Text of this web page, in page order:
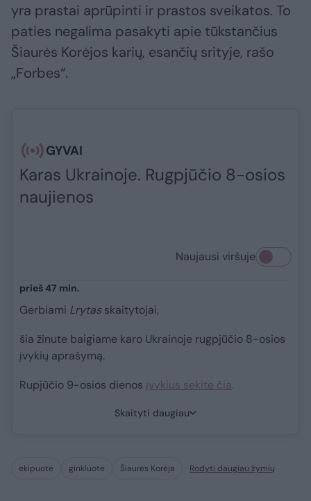
yra prastai aprūpinti ir prastos sveikatos. To
paties negalima pasakyti apie tūkstančius
Šiaurės Korėjos karių, esančių srityje, rašo
„Forbes“.
GYVAI
Karas Ukrainoje. Rugpjūčio 8-osios
naujienos
Naujausi viršuje
prieš 47 min.
Gerbiami Lrytas skaitytojai,
šia žinute baigiame karo Ukrainoje rugpjūčio 8-osios
įvykių aprašymą.
Rupjūčio 9-osios dienos įvykius sekite čia.
Skaityti daugiau
ekipuotė ginkluotė Šiaurės Korėja Rodyti daugiau žymių